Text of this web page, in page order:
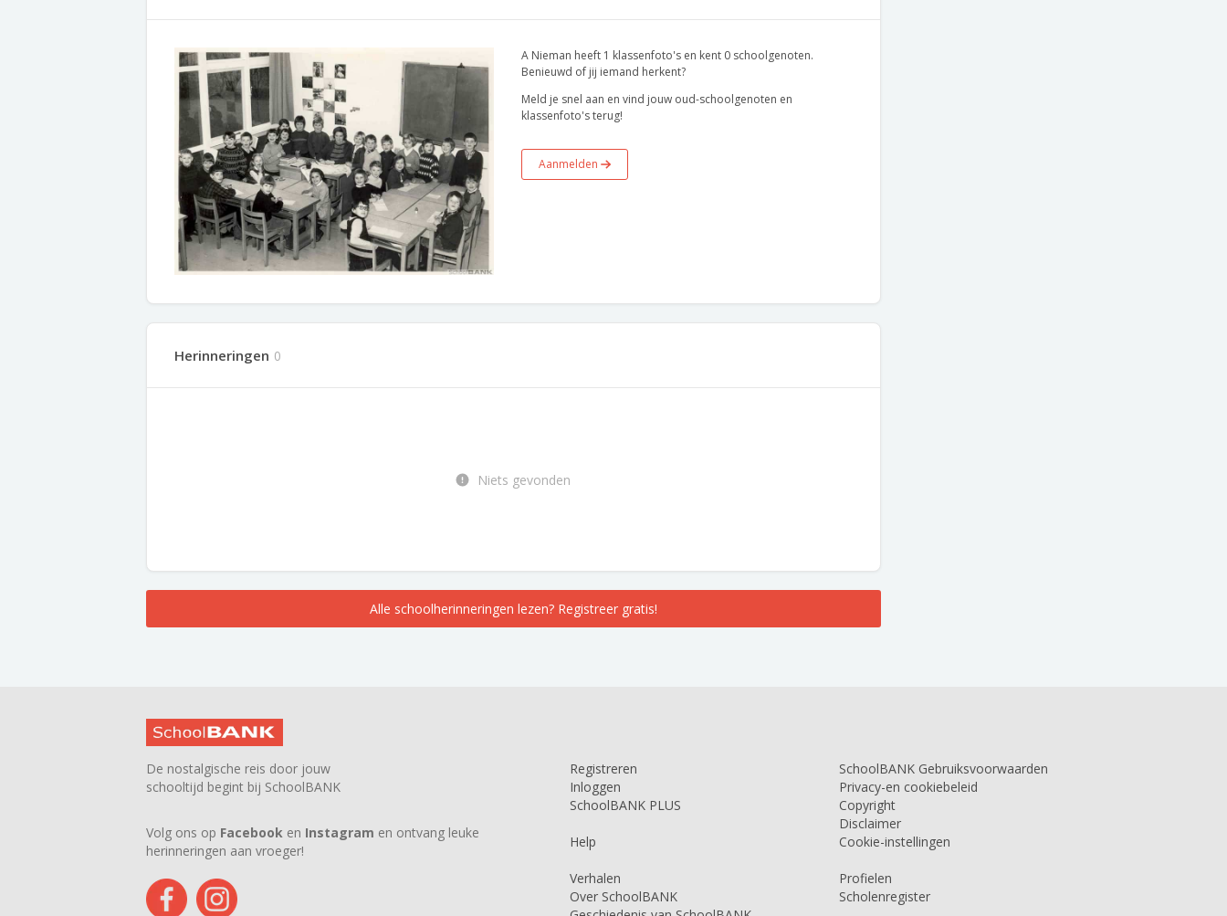
A Nieman heeft 1 klassenfoto's en kent 0 schoolgenoten.
Benieuwd of jij iemand herkent?
Meld je snel aan en vind jouw oud-schoolgenoten en
klassenfoto's terug!
Aanmelden
Herinneringen 0
Niets gevonden
Alle schoolherinneringen lezen? Registreer gratis!
De nostalgische reis door jouw
schooltijd begint bij SchoolBANK
Volg ons op Facebook en Instagram en ontvang leuke
herinneringen aan vroeger!
Registreren
Inloggen
SchoolBANK PLUS
Help
Verhalen
Over SchoolBANK
SchoolBANK Gebruiksvoorwaarden
Privacy-en cookiebeleid
Copyright
Disclaimer
Cookie-instellingen
Profielen
Scholenregister